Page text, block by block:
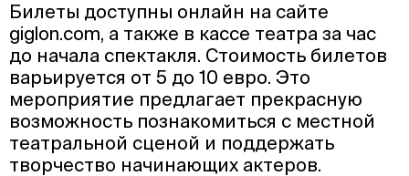
Билеты доступны онлайн на сайте
giglon.com, а также в кассе театра за час
до начала спектакля. Стоимость билетов
варьируется от 5 до 10 евро. Это
мероприятие предлагает прекрасную
возможность познакомиться с местной
театральной сценой и поддержать
творчество начинающих актеров.